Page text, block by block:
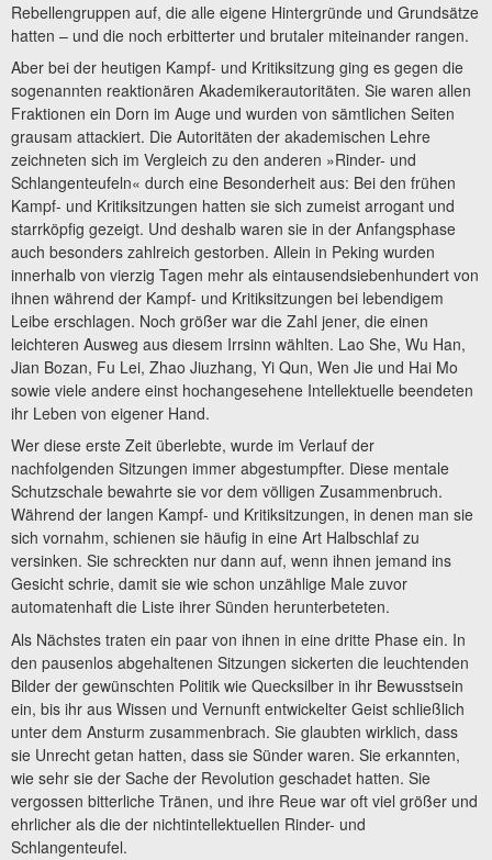
Rebellengruppen auf, die alle eigene Hintergründe und Grundsätze
hatten – und die noch erbitterter und brutaler miteinander rangen.
Aber bei der heutigen Kampf- und Kritiksitzung ging es gegen die
sogenannten reaktionären Akademikerautoritäten. Sie waren allen
Fraktionen ein Dorn im Auge und wurden von sämtlichen Seiten
grausam attackiert. Die Autoritäten der akademischen Lehre
zeichneten sich im Vergleich zu den anderen »Rinder- und
Schlangenteufeln« durch eine Besonderheit aus: Bei den frühen
Kampf- und Kritiksitzungen hatten sie sich zumeist arrogant und
starrköpfig gezeigt. Und deshalb waren sie in der Anfangsphase
auch besonders zahlreich gestorben. Allein in Peking wurden
innerhalb von vierzig Tagen mehr als eintausendsiebenhundert von
ihnen während der Kampf- und Kritiksitzungen bei lebendigem
Leibe erschlagen. Noch größer war die Zahl jener, die einen
leichteren Ausweg aus diesem Irrsinn wählten. Lao She, Wu Han,
Jian Bozan, Fu Lei, Zhao Jiuzhang, Yi Qun, Wen Jie und Hai Mo
sowie viele andere einst hochangesehene Intellektuelle beendeten
ihr Leben von eigener Hand.
Wer diese erste Zeit überlebte, wurde im Verlauf der
nachfolgenden Sitzungen immer abgestumpfter. Diese mentale
Schutzschale bewahrte sie vor dem völligen Zusammenbruch.
Während der langen Kampf- und Kritiksitzungen, in denen man sie
sich vornahm, schienen sie häufig in eine Art Halbschlaf zu
versinken. Sie schreckten nur dann auf, wenn ihnen jemand ins
Gesicht schrie, damit sie wie schon unzählige Male zuvor
automatenhaft die Liste ihrer Sünden herunterbeteten.
Als Nächstes traten ein paar von ihnen in eine dritte Phase ein. In
den pausenlos abgehaltenen Sitzungen sickerten die leuchtenden
Bilder der gewünschten Politik wie Quecksilber in ihr Bewusstsein
ein, bis ihr aus Wissen und Vernunft entwickelter Geist schließlich
unter dem Ansturm zusammenbrach. Sie glaubten wirklich, dass
sie Unrecht getan hatten, dass sie Sünder waren. Sie erkannten,
wie sehr sie der Sache der Revolution geschadet hatten. Sie
vergossen bitterliche Tränen, und ihre Reue war oft viel größer und
ehrlicher als die der nichtintellektuellen Rinder- und
Schlangenteufel.